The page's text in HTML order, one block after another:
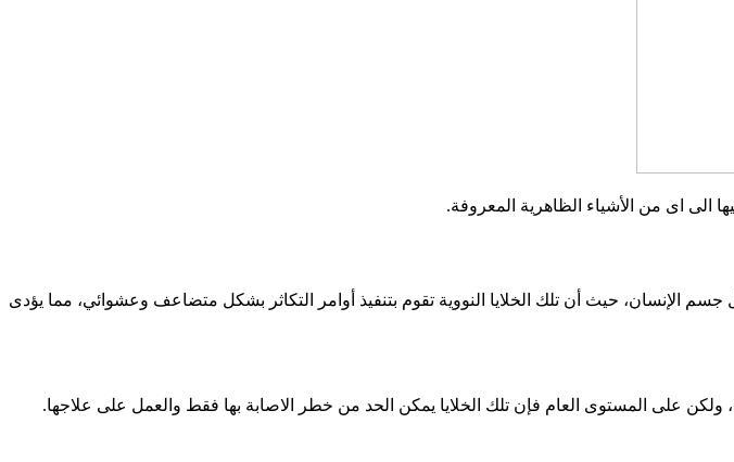
الى اى من الأشياء الظاهرية المعروفة.
جسم الإنسان، حيث أن تلك الخلايا النووية تقوم بتنفيذ أوامر التكاثر بشكل متضاعف وعشوائي، مما يؤدى
على المستوى العام فإن تلك الخلايا يمكن الحد من خطر الاصابة بها فقط والعمل على علاجها.